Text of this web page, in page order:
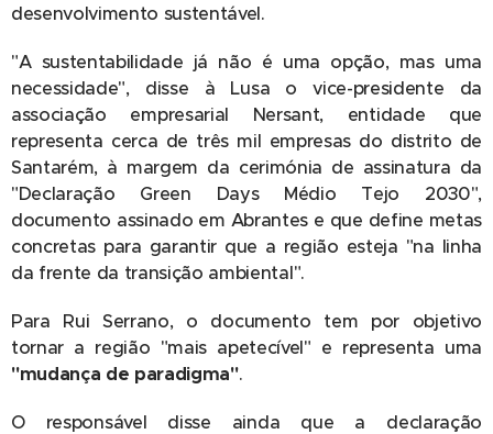
desenvolvimento sustentável.
"A sustentabilidade já não é uma opção, mas uma
necessidade", disse à Lusa o vice-presidente da
associação empresarial Nersant, entidade que
representa cerca de três mil empresas do distrito de
Santarém, à margem da cerimónia de assinatura da
"Declaração Green Days Médio Tejo 2030",
documento assinado em Abrantes e que define metas
concretas para garantir que a região esteja "na linha
da frente da transição ambiental".
Para Rui Serrano, o documento tem por objetivo
tornar a região "mais apetecível" e representa uma
"mudança de paradigma".
O responsável disse ainda que a declaração